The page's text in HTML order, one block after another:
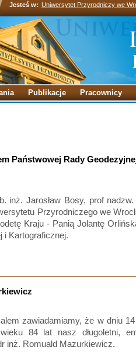
Jesteś w: Uniwersytet Przyrodniczy we
Publikacje Pracownicy
Państwowej Rady
inż. Jarosław Bosy, prof
Przyrodniczego we
Kraju - Panią Jolantę
i Kartograficznej.
zawiadamiamy, że w dniu
84 lat nasz długoletni,
inż. Romuald Mazurkiewicz.